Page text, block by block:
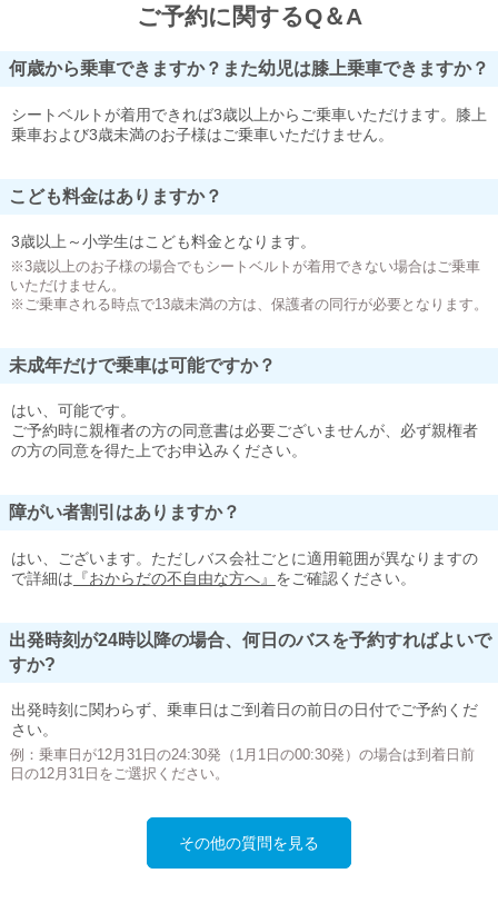
ご予約に関するQ＆A
何歳から乗車できますか？また幼児は膝上乗車できますか？
シートベルトが着用できれば3歳以上からご乗車いただけます。膝上
乗車および3歳未満のお子様はご乗車いただけません。
こども料金はありますか？
3歳以上～小学生はこども料金となります。
※3歳以上のお子様の場合でもシートベルトが着用できない場合はご乗車
いただけません。
※ご乗車される時点で13歳未満の方は、保護者の同行が必要となります。
未成年だけで乗車は可能ですか？
はい、可能です。
ご予約時に親権者の方の同意書は必要ございませんが、必ず親権者
の方の同意を得た上でお申込みください。
障がい者割引はありますか？
はい、ございます。ただしバス会社ごとに適用範囲が異なりますの
で詳細は 『おからだの不自由な方へ』 をご確認ください。
出発時刻が24時以降の場合、何日のバスを予約すればよいで
すか?
出発時刻に関わらず、乗車日はご到着日の前日の日付でご予約くだ
さい。
例：乗車日が12月31日の24:30発（1月1日の00:30発）の場合は到着日前
日の12月31日をご選択ください。
その他の質問を見る